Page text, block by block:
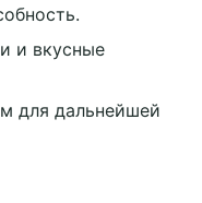
и вкусные
для дальнейшей